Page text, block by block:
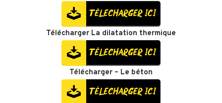
Télécharger La dilatation thermique
Télécharger – Le béton